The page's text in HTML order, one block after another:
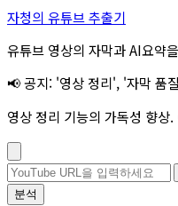
자청의 유튜브 추출기
유튜브 영상의 자막과 AI요약
📢 공지: '영상 정리', '자막 품
영상 정리 기능의 가독성 향상
분석